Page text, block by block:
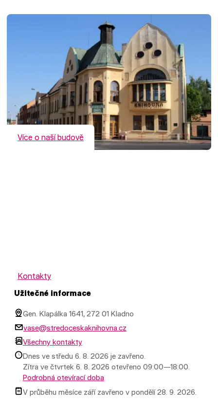
Více o naší budově
Kontakty
Užitečné informace
Gen. Klapálka 1641, 272 01 Kladno
vase@stredoceskaknihovna.cz
Všechny kontakty
Dnes ve středu 6. 8. 2026 je zavřeno.
Zítra ve čtvrtek 6. 8. 2026 otevřeno 09:00—18:00.
Podrobná otevírací doba
V průběhu měsíce září zavřeno v pondělí 28. 9. 2026.